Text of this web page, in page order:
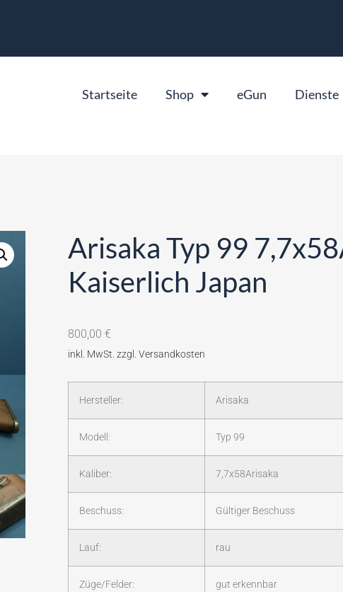
Startseite Shop eGun Dienste
Arisaka Typ 99
Kaiserlich Japan
800,00 €
Hersteller: Arisaka
Modell: Typ 99
Kaliber: 7,7x58Arisaka
Beschuss: Gültiger Beschuss
Lauf: rau
Züge/Felder: gut erkennbar